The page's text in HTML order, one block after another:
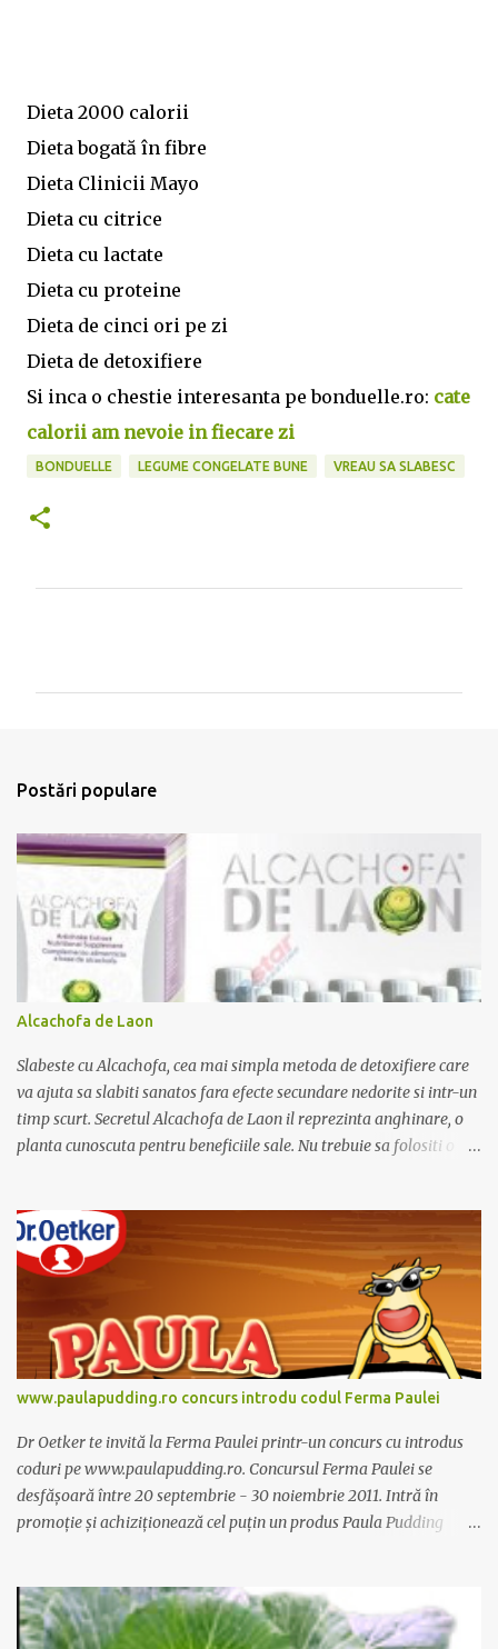
Dieta 2000 calorii
Dieta bogată în fibre
Dieta Clinicii Mayo
Dieta cu citrice
Dieta cu lactate
Dieta cu proteine
Dieta de cinci ori pe zi
Dieta de detoxifiere
Si inca o chestie interesanta pe bonduelle.ro: cate
calorii am nevoie in fiecare zi
BONDUELLE LEGUME CONGELATE BUNE VREAU SA SLABESC
r
i
i
Postări populare
Alcachofa de Laon
Slabeste cu Alcachofa, cea mai simpla metoda de detoxifiere care
va ajuta sa slabiti sanatos fara efecte secundare nedorite si intr-un
timp scurt. Secretul Alcachofa de Laon il reprezinta anghinare, o
planta cunoscuta pentru beneficiile sale. Nu trebuie sa folositi o
www.paulapudding.ro concurs introdu codul Ferma Paulei
Dr Oetker te invită la Ferma Paulei printr-un concurs cu introdus
coduri pe www.paulapudding.ro. Concursul Ferma Paulei se
desfășoară între 20 septembrie - 30 noiembrie 2011. Intră în
promoție și achiziționează cel puțin un produs Paula Pudding
concurs Ferma Paulei. Poți căștiga zilnic truse de grădinărit,
săptămânal tractorașul fermierului sau premiul cel mare o